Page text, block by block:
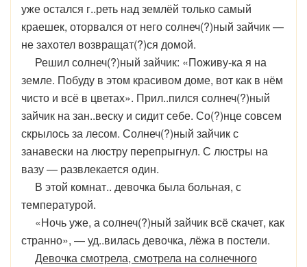
уже остался г..реть над землёй только самый
краешек, оторвался от него солнеч(?)ный зайчик —
не захотел возвращат(?)ся домой.
Решил солнеч(?)ный зайчик: «Поживу-ка я на
земле. Побуду в этом красивом доме, вот как в нём
чисто и всё в цветах». Прил..пился солнеч(?)ный
зайчик на зан..веску и сидит себе. Со(?)нце совсем
скрылось за лесом. Солнеч(?)ный зайчик с
занавески на люстру перепрыгнул. С люстры на
вазу — развлекается один.
В этой комнат.. девочка была больная, с
температурой.
«Ночь уже, а солнеч(?)ный зайчик всё скачет, как
странно», — уд..вилась девочка, лёжа в постели.
Девочка смотрела, смотрела на солнечного